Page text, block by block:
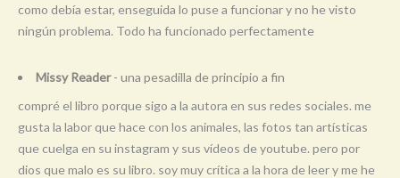
como debía estar, enseguida lo puse a funcionar y no he visto
ningún problema. Todo ha funcionado perfectamente
Missy Reader- una pesadilla de principio a fin
compré el libro porque sigo a la autora en sus redes sociales. me
gusta la labor que hace con los animales, las fotos tan artísticas
que cuelga en su instagram y sus vídeos de youtube. pero por
dios que malo es su libro. soy muy crítica a la hora de leer y me he